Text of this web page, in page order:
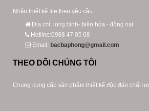
Nhận thiết kế file theo yêu cầu
Địa chỉ: long bình- biên hòa - đồng nai
Hotline:0988 47 05 08
Email: bacbaphong@gmail.com
THEO DÕI CHÚNG TÔI
Chung cung cấp sản phẩm thiết kế độc đáo chất